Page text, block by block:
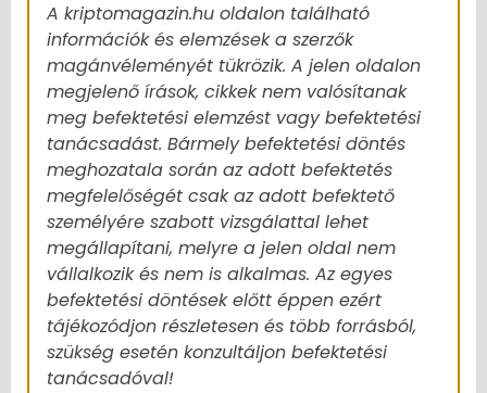
A kriptomagazin.hu oldalon található
információk és elemzések a szerzők
magánvéleményét tükrözik. A jelen oldalon
megjelenő írások, cikkek nem valósítanak
meg befektetési elemzést vagy befektetési
tanácsadást. Bármely befektetési döntés
meghozatala során az adott befektetés
megfelelőségét csak az adott befektető
személyére szabott vizsgálattal lehet
megállapítani, melyre a jelen oldal nem
vállalkozik és nem is alkalmas. Az egyes
befektetési döntések előtt éppen ezért
tájékozódjon részletesen és több forrásból,
szükség esetén konzultáljon befektetési
tanácsadóval!